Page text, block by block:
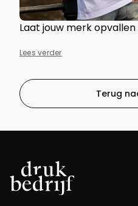
Laat jouw merk
Lees verder
Terug